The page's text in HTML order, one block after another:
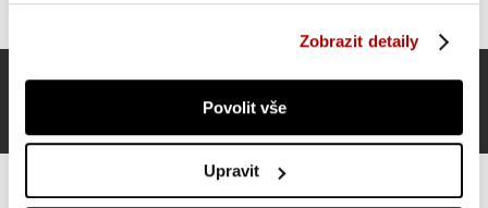
Zobrazit detaily
Povolit vše
Upravit